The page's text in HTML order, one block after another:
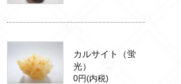
カルサイト（蛍
光）
0円(内税)